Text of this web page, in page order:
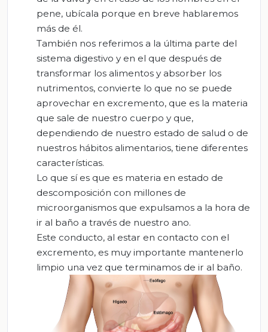
pene, ubícala porque en breve hablaremos
más de él.
También nos referimos a la última parte del
sistema digestivo y en el que después de
transformar los alimentos y absorber los
nutrimentos, convierte lo que no se puede
aprovechar en excremento, que es la materia
que sale de nuestro cuerpo y que,
dependiendo de nuestro estado de salud o de
nuestros hábitos alimentarios, tiene diferentes
características.
Lo que sí es que es materia en estado de
descomposición con millones de
microorganismos que expulsamos a la hora de
ir al baño a través de nuestro ano.
Este conducto, al estar en contacto con el
excremento, es muy importante mantenerlo
limpio una vez que terminamos de ir al baño.